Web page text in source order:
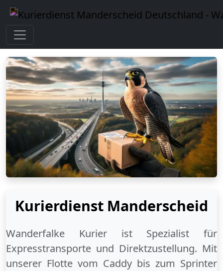
Kurierdienst Manderscheid
Wanderfalke Kurier ist Spezialist für
Expresstransporte und Direktzustellung. Mit
unserer Flotte vom Caddy bis zum Sprinter